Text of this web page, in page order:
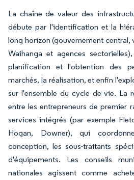
La chaîne de valeur des
débute par l'identification et la
long horizon (gouvernement central,
Waihanga et agences
planification et l'obtention des
marchés, la réalisation, et enfin
sur l'ensemble du cycle de vie. La
entre les entrepreneurs de premier
services intégrés (par exemple
Hogan, Downer), qui
conception, les sous-traitants
d'équipements. Les conseils
nationales agissent comme